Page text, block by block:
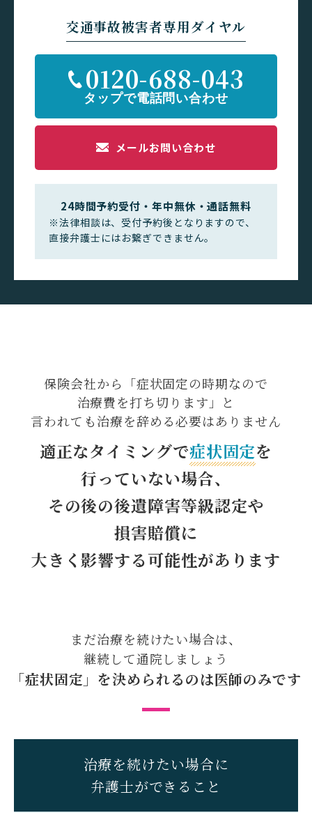
交通事故被害者専用ダイヤル
0120-688-043
メールお問い合わせ
24時間予約受付・年中無休・通話無料
※法律相談は、受付予約後となりますので、
直接弁護士にはお繋ぎできません。
保険会社から 「症状固定の時期なので
治療費を打ち切ります」と
言われても治療を辞める必要はありません
適正なタイミングで症状固定を
行っていない場合、
その後の後遺障害等級認定や
損害賠償に
大きく影響する可能性があります
まだ治療を続けたい場合は、
継続して通院しましょう
「症状固定」を決められるのは医師のみです
治療を続けたい場合に
弁護士ができること